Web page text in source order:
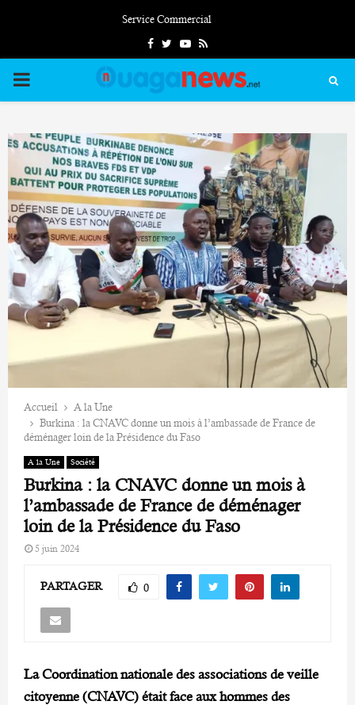
Service Commercial
FacebookTwitterYoutube
Rss
PRIMARY
Accueil
A la Une
Burkina : la CNAVC donne un mois à l’ambassade de France de
déménager loin de la Présidence du Faso
A la Une Société
Burkina : la CNAVC donne un mois à
l’ambassade de France de déménager
loin de la Présidence du Faso
5 juin 2024
PARTAGER 0
La Coordination nationale des associations de veille
citoyenne (CNAVC) était face aux hommes des